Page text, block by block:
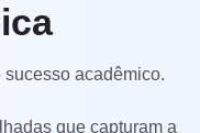
FR
acadêmico.
que capturam a